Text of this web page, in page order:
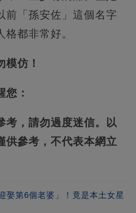
前「孫安佐」這個名字
都非常好。
模仿！
您：
考，請勿過度迷信。以
供參考，不代表本網立
娶第6個老婆」！竟是本土女星